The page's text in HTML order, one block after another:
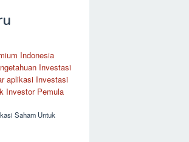
Indonesia
Investasi
aplikasi Investasi
Investor Pemula
Saham Untuk